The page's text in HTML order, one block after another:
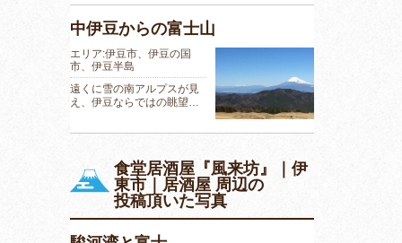
中伊豆からの富士山
エリア:伊豆市、伊豆の国
市、伊豆半島
遠くに雪の南アルプスが見
え、伊豆ならではの眺望…
食堂居酒屋『風来坊』｜伊
東市｜居酒屋 周辺の
投稿頂いた写真